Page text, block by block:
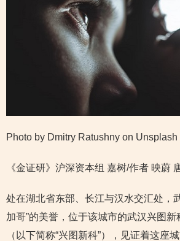
Photo by Dmitry Ratushny on Unsplash
《金证研》沪深资本组 嘉树/作者 映蔚
处在湖北省东部、长江与汉水交汇处，
加哥”的美誉，位于该城市的武汉兴图新
（以下简称“兴图新科”），见证着这座